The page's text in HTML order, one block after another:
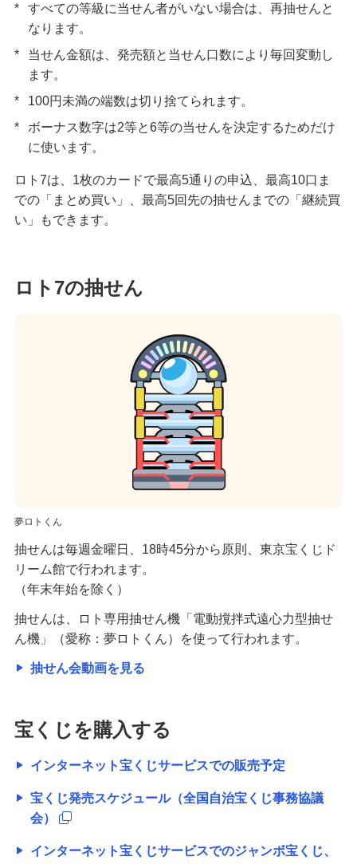
*
すべての等級に当せん者がいない場合は、再抽せんと
なります。
*
当せん金額は、発売額と当せん口数により毎回変動し
ます。
*
100円未満の端数は切り捨てられます。
*
ボーナス数字は2等と6等の当せんを決定するためだけ
に使います。
ロト7は、1枚のカードで最高5通りの申込、最高10口ま
での「まとめ買い」、最高5回先の抽せんまでの「継続買
い」もできます。
ロト7の抽せん
夢ロトくん
抽せんは毎週金曜日、18時45分から原則、東京宝くじド
リーム館で行われます。
（年末年始を除く）
抽せんは、ロト専用抽せん機「電動撹拌式遠心力型抽せ
ん機」（愛称：夢ロトくん）を使って行われます。
抽せん会動画を見る
宝くじを購入する
インターネット宝くじサービスでの販売予定
宝くじ発売スケジュール（全国自治宝くじ事務協議
会）
インターネット宝くじサービスでのジャンボ宝くじ、